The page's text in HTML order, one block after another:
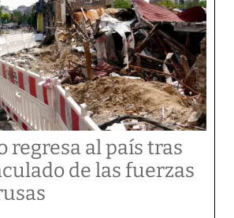
regresa al país tras
de las fuerzas